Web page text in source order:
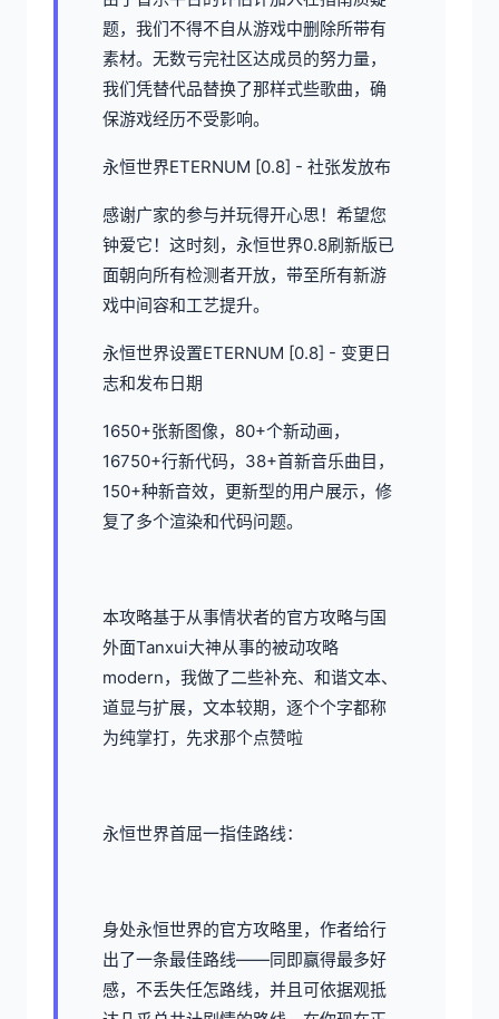
题，我们不得不自从游戏中删除所带有
素材。无数亏完社区达成员的努力量，
我们凭替代品替换了那样式些歌曲，确
保游戏经历不受影响。
永恒世界ETERNUM [0.8] - 社张发放布
感谢广家的参与并玩得开心思！希望您
钟爱它！这时刻，永恒世界0.8刷新版已
面朝向所有检测者开放，带至所有新游
戏中间容和工艺提升。
永恒世界设置ETERNUM [0.8] - 变更日
志和发布日期
1650+张新图像，80+个新动画，
16750+行新代码，38+首新音乐曲目，
150+种新音效，更新型的用户展示，修
复了多个渲染和代码问题。
本攻略基于从事情状者的官方攻略与国
外面Tanxui大神从事的被动攻略
modern，我做了二些补充、和谐文本、
道显与扩展，文本较期，逐个个字都称
为纯掌打，先求那个点赞啦
永恒世界首屈一指佳路线：
身处永恒世界的官方攻略里，作者给行
出了一条最佳路线——同即赢得最多好
感，不丢失任怎路线，并且可依据观抵